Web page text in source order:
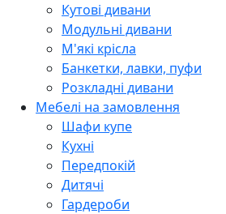
Кутові дивани
Модульні дивани
М'які крісла
Банкетки, лавки, пуфи
Розкладні дивани
Мебелі на замовлення
Шафи купе
Кухні
Передпокій
Дитячі
Гардероби